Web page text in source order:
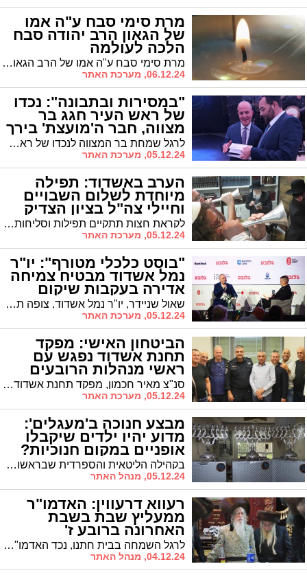
מרת סימי סבח ע"ה אמו
של הגאון הרב יהודה סבח
הלכה לעולמה
מרת סימי סבח ע"ה אמו של הרב הגאון יהודה סבח, הלכה הלילה לעולמה בגיל 89. נכדה, קובי סבח, ספד אחר לכתה: "סבתא הייתה צדקת אמיתית, שתמיד התפללה על עם ישראל. היא הייתה אשת חיל במלוא מובן המילה, אישה יוצאת דופן שהתגוררה ברובע ז' באשדוד"
06.12.24, מערכת האתר
"במסירות ובתבונה": נכדו
של ראש העיר חגג בר
מצווה, חבר ה'מועצת' בירך
נרגשות לרגל שמחת בר המצווה לנכדו של ראש העיר ד"ר לסרי, שיגר חבר מועצת חכמי התורה של ש"ס הגר"ש מחפוד שליט"א באמצעות חבר המועצה הרב אמסילי איגרת ברכה נרגשת: "תמשיך להנהיג את העיר אשדוד ביד רמה, מתוך בריאות איתנה"
05.12.24, מערכת האתר
הערב באשדוד: תפילה
מיוחדת לשלום השבויים
וחיילי צה"ל בציון הצדיק
לקראת חצות תתקיים תפילות וסליחות לישועת והצלת עם ישראל באוהל ציונו של הרה"צ רבי משה אהרון פינטו זצ"ל במעמד הרב הראשי הגה"צ רבי חיים שמעון פינטו שליט"א
05.12.24, מערכת האתר
"בוסט כלכלי מטורף": יו"ר
נמל אשדוד מבטיח צמיחה
אדירה בעקבות שיקום
הדרום והצפון שאול שניידר, יו"ר נמל אשדוד, צופה תנופה כלכלית משמעותית בעקבות המלחמה. "תהיה פה צמיחה אדירה, אין לי ספק בכלל. צמיחה שנובעת גם מהמלחמה, בנייה מחדש של הדרום והצפון. יהיה 'בוסט' כלכלי מטורף," אמר היום שניידר בוועידת ישראל לעסקים.
05.12.24, מערכת האתר
הביטחון האישי: מפקד
תחנת אשדוד נפגש עם
ראשי מנהלות הרובעים
סנ"צ מאיר חכמון, מפקד תחנת אשדוד, הציג היום בפני ראשי מנהלות הרובעים בעיר את הישגי המשטרה במאבק בפשיעה ואת תוכניות האכיפה לשנה הקרובה. סוכם על הידוק שיתוף הפעולה בין המשטרה למנהלות הרובעים במיוחד בכל הנוגע למטרדי תנועה וונדליזם
05.12.24, מערכת האתר
מבצע חנוכה ב'מעגלים':
מדוע יהיו ילדים שיקבלו
אופניים במקום חנוכיות?
בקהילה הליטאית והספרדית שבראשות הרב שרייבר יצאו במבצע מיוחד לילדים במימון 'מעגלים'. עם זאת, לא כולם יזכו בחנוכיות. מה הסיבה?
05.12.24, מנהל האתר
רעווא דרעווין: האדמו"ר
ממעליץ שבת בשבת
האחרונה ברובע ז'
לרגל השמחה בבית חתנו, נכד האדמו"ר מטשארנאביל, התארח האדמו"ר ממעליץ בביהמ"ד טשארנאביל ברובע ז'
04.12.24, מנהל האתר